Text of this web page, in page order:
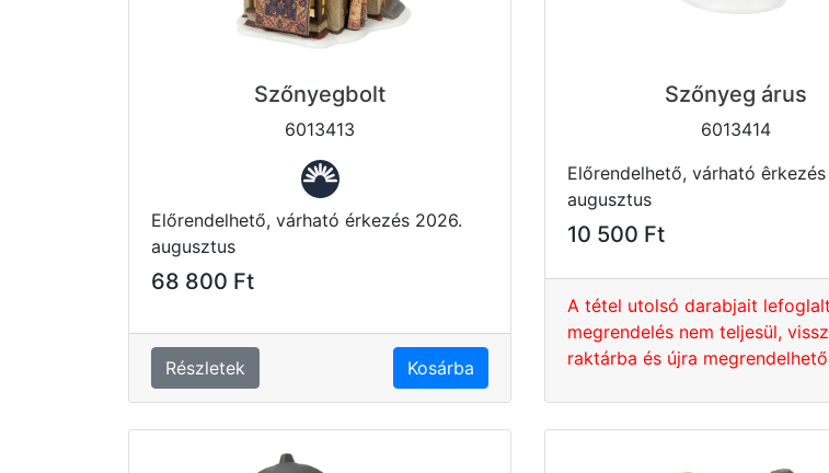
Szőnyegbolt
6013413
Előrendelhető, várható érkezés 2026.
augusztus
68 800 Ft
Részletek Kosárba
Szőnyeg árus
6013414
Előrendelhető, várható
augusztus
10 500 Ft
A tétel utolsó darabjait
megrendelés nem teljesül,
raktárba és újra